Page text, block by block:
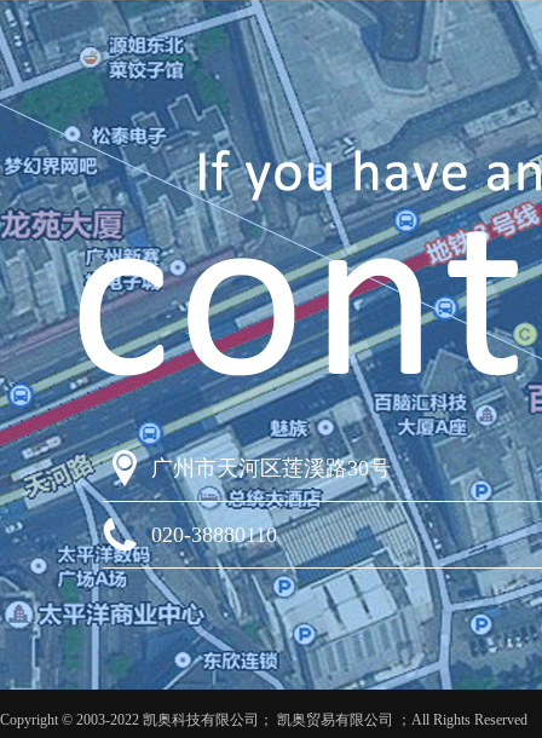
广州市天河区莲溪路30号
020-38880110
Copyright © 2003-2022 凯奥科技有限公司； 凯奥贸易有限公司 ；All Rights Reserved